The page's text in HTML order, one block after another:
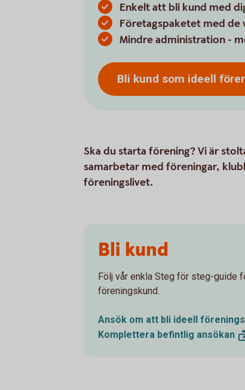
Enkelt att bli kund med
Företagspaketet med de
Mindre administration -
Bli kund som ideell
Ska du starta förening? Vi är
samarbetar med föreningar,
föreningslivet.
Bli kund
Följ vår enkla Steg för steg-guide
föreningskund.
Ansök om att bli ideell
Komplettera befintlig ansökan